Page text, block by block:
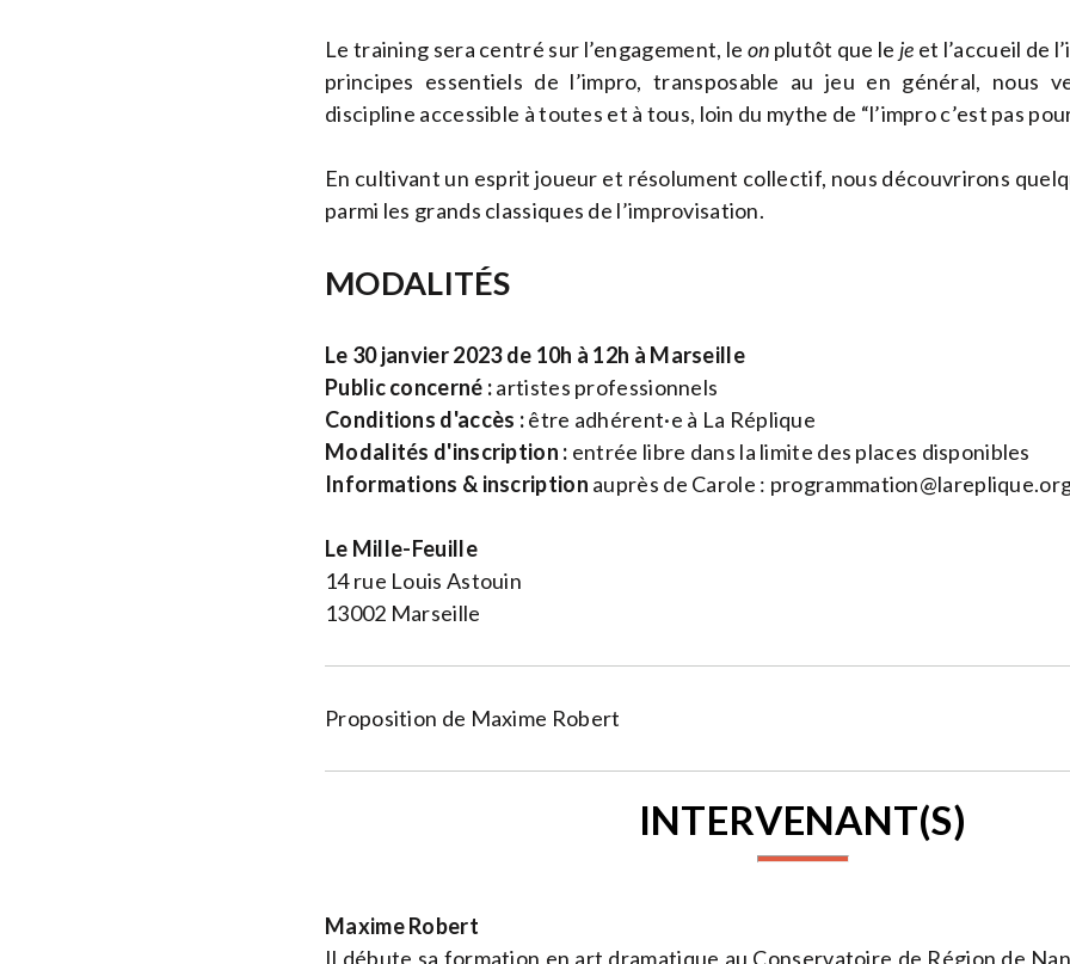
Le training sera centré sur l’engagement, le on plutôt que le je et l’accueil de
principes essentiels de l’impro, transposable au jeu en général, nous
discipline accessible à toutes et à tous, loin du mythe de “l’impro c’est pas
En cultivant un esprit joueur et résolument collectif, nous découvrirons
parmi les grands classiques de l’improvisation.
MODALITÉS
Le 30 janvier 2023 de 10h à 12h à Marseille
Public concerné :artistes professionnels
Conditions d'accès :être adhérent·e à La Réplique
Modalités d'inscription : entrée libre dans la limite des places disponibles
Informations & inscription auprès de Carole :
Le Mille-Feuille
14 rue Louis Astouin
13002 Marseille
Proposition de Maxime Robert
INTERVENANT(S)
Maxime Robert
Il débute sa formation en art dramatique au Conservatoire de Région de